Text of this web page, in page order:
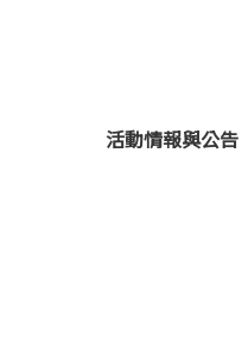
活動情報與公告